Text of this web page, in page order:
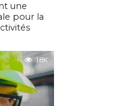
une
pour la
1.8K